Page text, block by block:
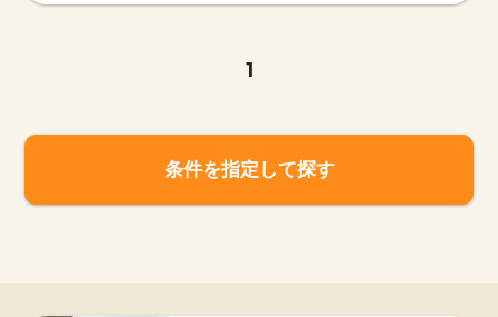
1
条件を指定して探す